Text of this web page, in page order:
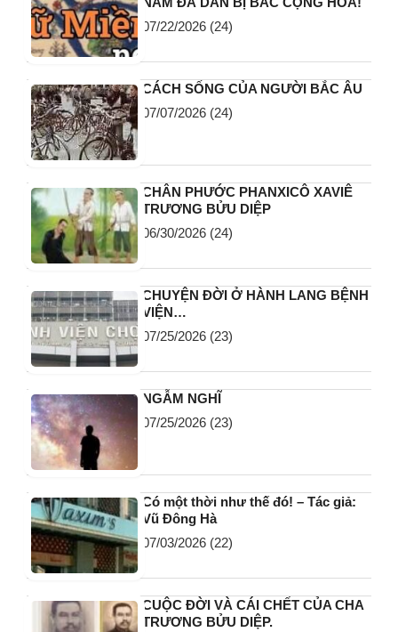
07/22/2026 (24)
CÁCH SỐNG CỦA NGƯỜI BẮC ÂU
07/07/2026 (24)
CHÂN PHƯỚC PHANXICÔ XAVIÊ
TRƯƠNG BỬU DIỆP
06/30/2026 (24)
CHUYỆN ĐỜI Ở HÀNH LANG BỆNH
VIỆN…
07/25/2026 (23)
NGẪM NGHĨ
07/25/2026 (23)
Có một thời như thế đó! – Tác giả:
Vũ Đông Hà
07/03/2026 (22)
CUỘC ĐỜI VÀ CÁI CHẾT CỦA CHA
TRƯƠNG BỬU DIỆP.